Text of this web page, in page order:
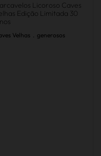
Licoroso Caves
Edição Limitada 30
Velhas . generosos